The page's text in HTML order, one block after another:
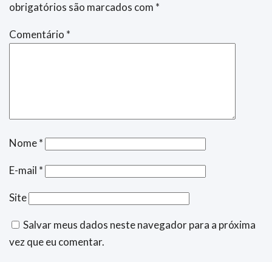
obrigatórios são marcados com *
Comentário *
Nome*
E-mail *
Site
Salvar meus dados neste navegador para a próxima
vez que eu comentar.